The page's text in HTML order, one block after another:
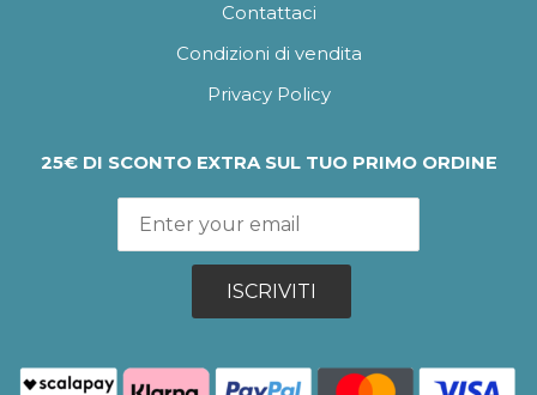
Contattaci
Condizioni di vendita
Privacy Policy
25€ DI SCONTO EXTRA SUL TUO PRIMO ORDINE
ISCRIVITI